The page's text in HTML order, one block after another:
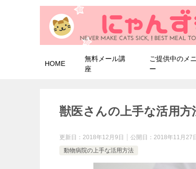
HOME
無料メール講
座
ご提供中のメ
ー
獣医さんの上手な活用
更新日： 2018年12月9日 公開日： 2018年11月27
動物病院の上手な活用方法